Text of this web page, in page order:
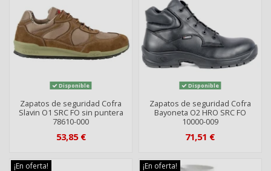
Disponible
Zapatos de seguridad Cofra
Slavin O1 SRC FO sin puntera
78610-000
53,85 €
Disponible
Zapatos de seguridad Cofra
Bayoneta O2 HRO SRC FO
10000-009
71,51 €
¡En oferta!
¡En oferta!